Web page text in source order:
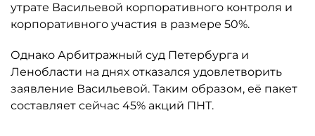
утрате Васильевой корпоративного контроля и
корпоративного участия в размере 50%.
Однако Арбитражный суд Петербурга и
Ленобласти на днях отказался удовлетворить
заявление Васильевой. Таким образом, её пакет
составляет сейчас 45% акций ПНТ.